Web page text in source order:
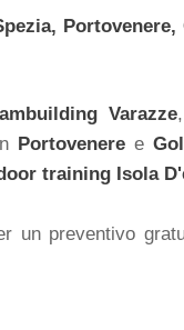
Varazze,
Portoveneree
training Isola
un preventivo